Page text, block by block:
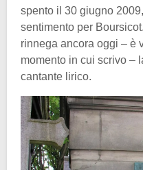
spento il 30 giugno
sentimento per
rinnega ancora oggi – è
momento in cui scrivo –
cantante lirico.